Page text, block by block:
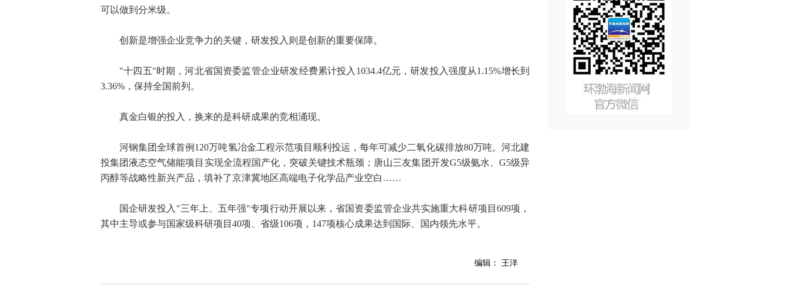
可以做到分米级。
创新是增强企业竞争力的关键，研发投入则是创新的重要保障。
"十四五"时期，河北省国资委监管企业研发经费累计投入1034.4亿元，研发投入强度从1.15%增长到
3.36%，保持全国前列。
真金白银的投入，换来的是科研成果的竞相涌现。
河钢集团全球首例120万吨氢冶金工程示范项目顺利投运，每年可减少二氧化碳排放80万吨。河北建
投集团液态空气储能项目实现全流程国产化，突破关键技术瓶颈；唐山三友集团开发G5级氨水、G5级异
丙醇等战略性新兴产品，填补了京津冀地区高端电子化学品产业空白……
国企研发投入"三年上、五年强"专项行动开展以来，省国资委监管企业共实施重大科研项目609项，
其中主导或参与国家级科研项目40项、省级106项，147项核心成果达到国际、国内领先水平。
编辑： 王洋